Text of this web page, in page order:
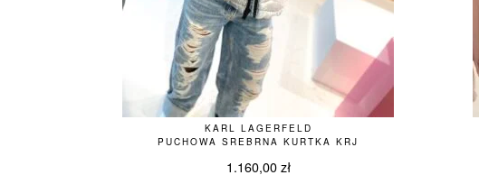
KARL LAGERFELD
PUCHOWA SREBRNA KURTKA KRJ
1.160,00 zł